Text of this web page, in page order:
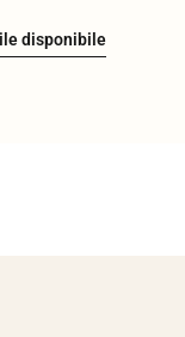
disponibile